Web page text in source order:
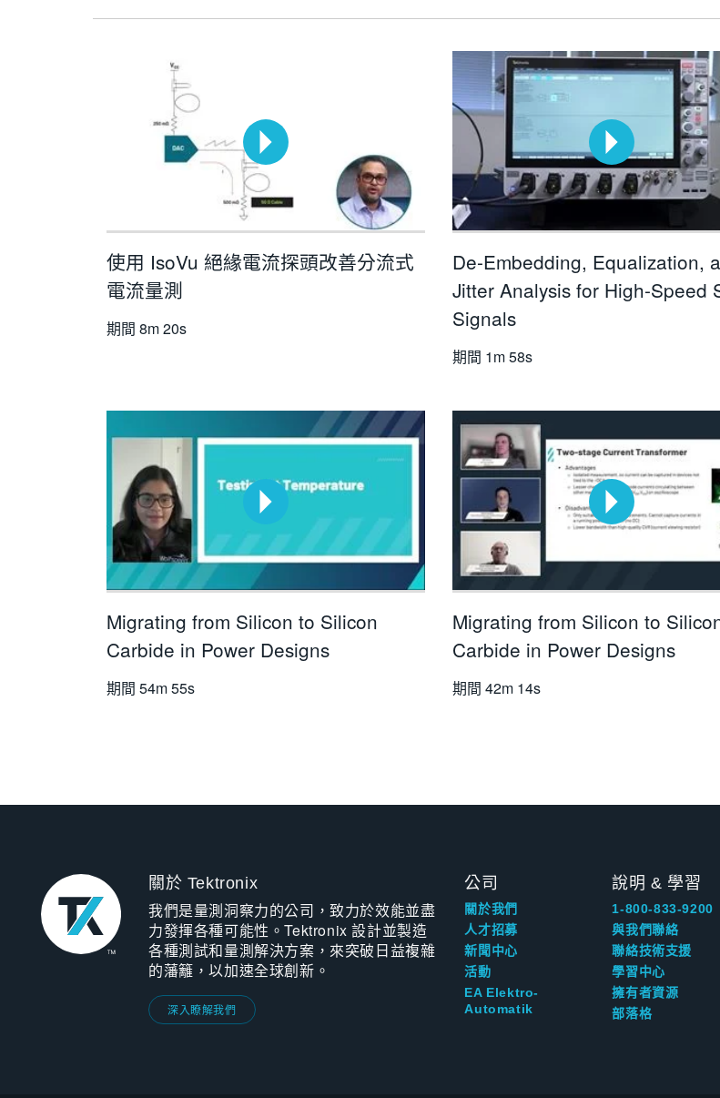
使用 IsoVu 絕緣電流探頭改善分流式
電流量測
期間 8m 20s
De-Embedding, Equalization,
Jitter Analysis for High-Speed
Signals
期間 1m 58s
Migrating from Silicon to Silicon
Carbide in Power Designs
期間 54m 55s
Migrating from Silicon to
Carbide in Power Designs
期間 42m 14s
關於 Tektronix
我們是量測洞察力的公司，致力於效能並盡
力發揮各種可能性。Tektronix 設計並製造
各種測試和量測解決方案，來突破日益複雜
的藩籬，以加速全球創新。
深入瞭解我們
公司
關於我們
人才招募
新聞中心
活動
EA Elektro-
Automatik
說明 & 學習
1-800-833-9200
與我們聯絡
聯絡技術支援
學習中心
擁有者資源
部落格